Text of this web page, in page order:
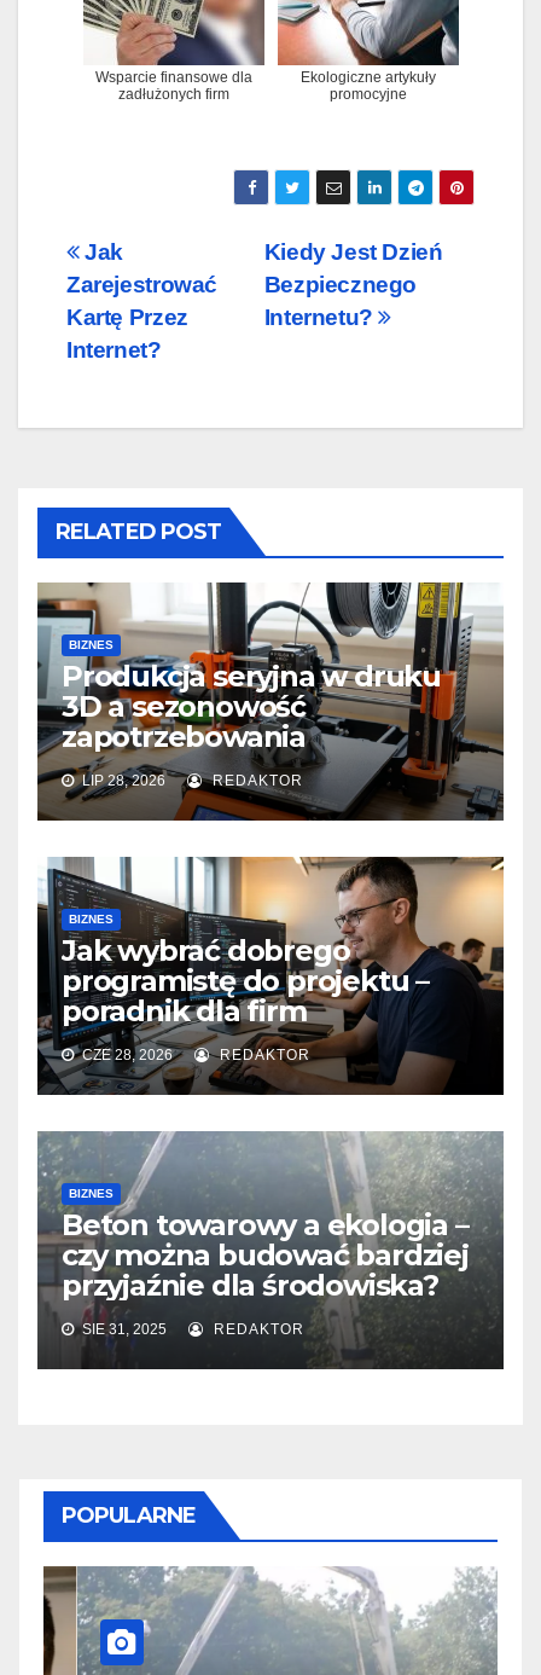
Wsparcie finansowe dla
zadłużonych firm
Ekologiczne artykuły
promocyjne
Nawigacja
wpisu
Kiedy Jest Dzień
Bezpiecznego
Internetu?
Jak
Zarejestrować
Kartę Przez
Internet?
RELATED POST
BIZNES
Produkcja seryjna w druku
3D a sezonowość
zapotrzebowania
LIP 28, 2026 REDAKTOR
BIZNES
Jak wybrać dobrego
programistę do projektu –
poradnik dla firm
CZE 28, 2026 REDAKTOR
BIZNES
Beton towarowy a ekologia –
czy można budować bardziej
przyjaźnie dla środowiska?
SIE 31, 2025 REDAKTOR
POPULARNE